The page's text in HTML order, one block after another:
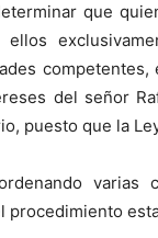
que
del señor
puesto que la
procedimiento